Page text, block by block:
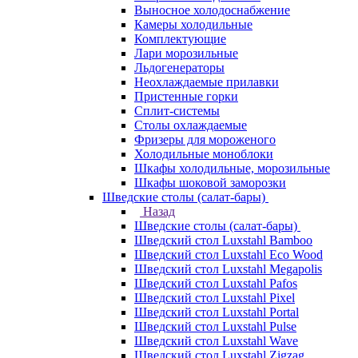
Выносное холодоснабжение
Камеры холодильные
Комплектующие
Лари морозильные
Льдогенераторы
Неохлаждаемые прилавки
Пристенные горки
Сплит-системы
Столы охлаждаемые
Фризеры для мороженого
Холодильные моноблоки
Шкафы холодильные, морозильные
Шкафы шоковой заморозки
Шведские столы (салат-бары)
Назад
Шведские столы (салат-бары)
Шведский стол Luxstahl Bamboo
Шведский стол Luxstahl Eco Wood
Шведский стол Luxstahl Megapolis
Шведский стол Luxstahl Pafos
Шведский стол Luxstahl Pixel
Шведский стол Luxstahl Portal
Шведский стол Luxstahl Pulse
Шведский стол Luxstahl Wave
Шведский стол Luxstahl Zigzag